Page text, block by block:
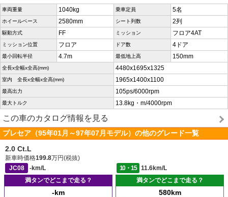
車両重量 1040kg 乗車定員 5名
ホイールベース 2580mm シート列数 2列
駆動方式 FF ミッション フロア4AT
ミッション位置 フロア ドア数 4ドア
最小回転半径 4.7m 最低地上高 150mm
全長x全幅x全高(mm) 4480x1695x1325
室内 全長x全幅x全高(mm) 1965x1400x1100
最高出力 105ps/6000rpm
最大トルク 13.8kg・m/4000rpm
この車のカタログ情報を見る
プレセア（95年01月～97年07月モデル）の他のグレード一覧
2.0 Ct.L
新車時価格199.8万円(税抜)
JC08
-km/L 10・15
11.6km/L
満タンでどこまで走る？
-km
満タンでどこまで走る？
580km